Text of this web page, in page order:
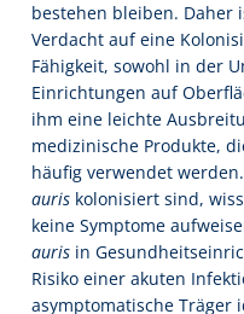
bestehen bleiben. Daher
Verdacht auf eine
Fähigkeit, sowohl in der
Einrichtungen auf
ihm eine leichte
medizinische Produkte,
häufig verwendet
auris kolonisiert sind,
keine Symptome
auris in
Risiko einer akuten
asymptomatische Träger